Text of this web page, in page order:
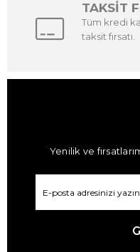
TAKSİT
Tüm kredi
taksit fırsatı.
Yenilik ve